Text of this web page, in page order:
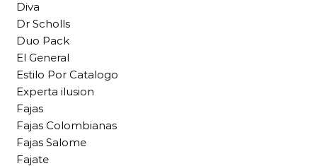
Diva
Dr Scholls
Duo Pack
El General
Estilo Por Catalogo
Experta ilusion
Fajas
Fajas Colombianas
Fajas Salome
Fajate